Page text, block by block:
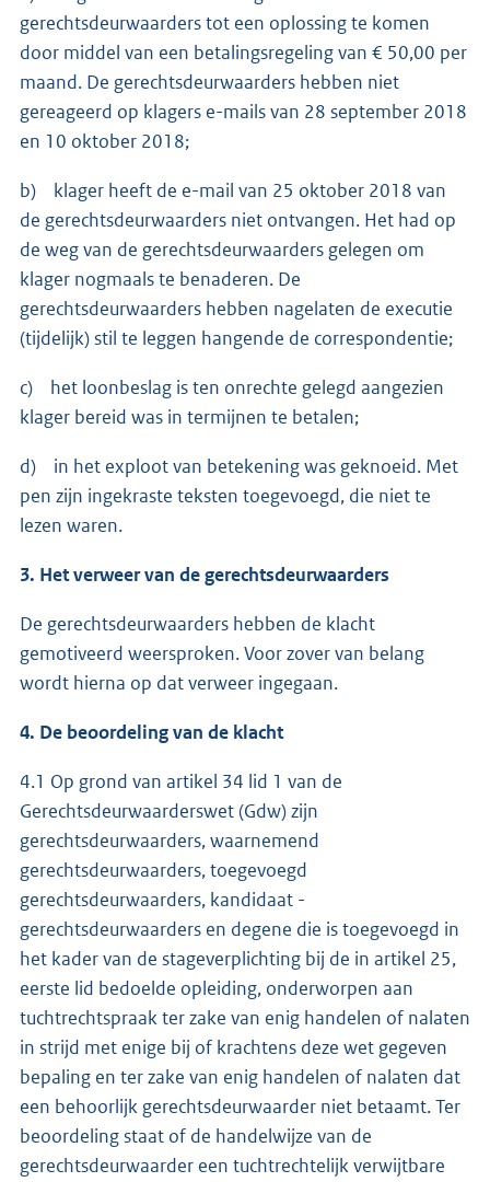
gerechtsdeurwaarders tot een oplossing te komen
door middel van een betalingsregeling van € 50,00 per
maand. De gerechtsdeurwaarders hebben niet
gereageerd op klagers e-mails van 28 september 2018
en 10 oktober 2018;
b) klager heeft de e-mail van 25 oktober 2018 van
de gerechtsdeurwaarders niet ontvangen. Het had op
de weg van de gerechtsdeurwaarders gelegen om
klager nogmaals te benaderen. De
gerechtsdeurwaarders hebben nagelaten de executie
(tijdelijk) stil te leggen hangende de correspondentie;
c) het loonbeslag is ten onrechte gelegd aangezien
klager bereid was in termijnen te betalen;
d) in het exploot van betekening was geknoeid. Met
pen zijn ingekraste teksten toegevoegd, die niet te
lezen waren.
3. Het verweer van de gerechtsdeurwaarders
De gerechtsdeurwaarders hebben de klacht
gemotiveerd weersproken. Voor zover van belang
wordt hierna op dat verweer ingegaan.
4. De beoordeling van de klacht
4.1 Op grond van artikel 34 lid 1 van de
Gerechtsdeurwaarderswet (Gdw) zijn
gerechtsdeurwaarders, waarnemend
gerechtsdeurwaarders, toegevoegd
gerechtsdeurwaarders, kandidaat -
gerechtsdeurwaarders en degene die is toegevoegd in
het kader van de stageverplichting bij de in artikel 25,
eerste lid bedoelde opleiding, onderworpen aan
tuchtrechtspraak ter zake van enig handelen of nalaten
in strijd met enige bij of krachtens deze wet gegeven
bepaling en ter zake van enig handelen of nalaten dat
een behoorlijk gerechtsdeurwaarder niet betaamt. Ter
beoordeling staat of de handelwijze van de
gerechtsdeurwaarder een tuchtrechtelijk verwijtbare